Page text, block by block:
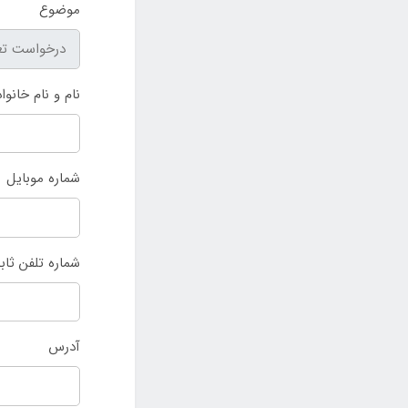
موضوع
نام و نام
شماره موبایل
شماره تلفن
آدرس